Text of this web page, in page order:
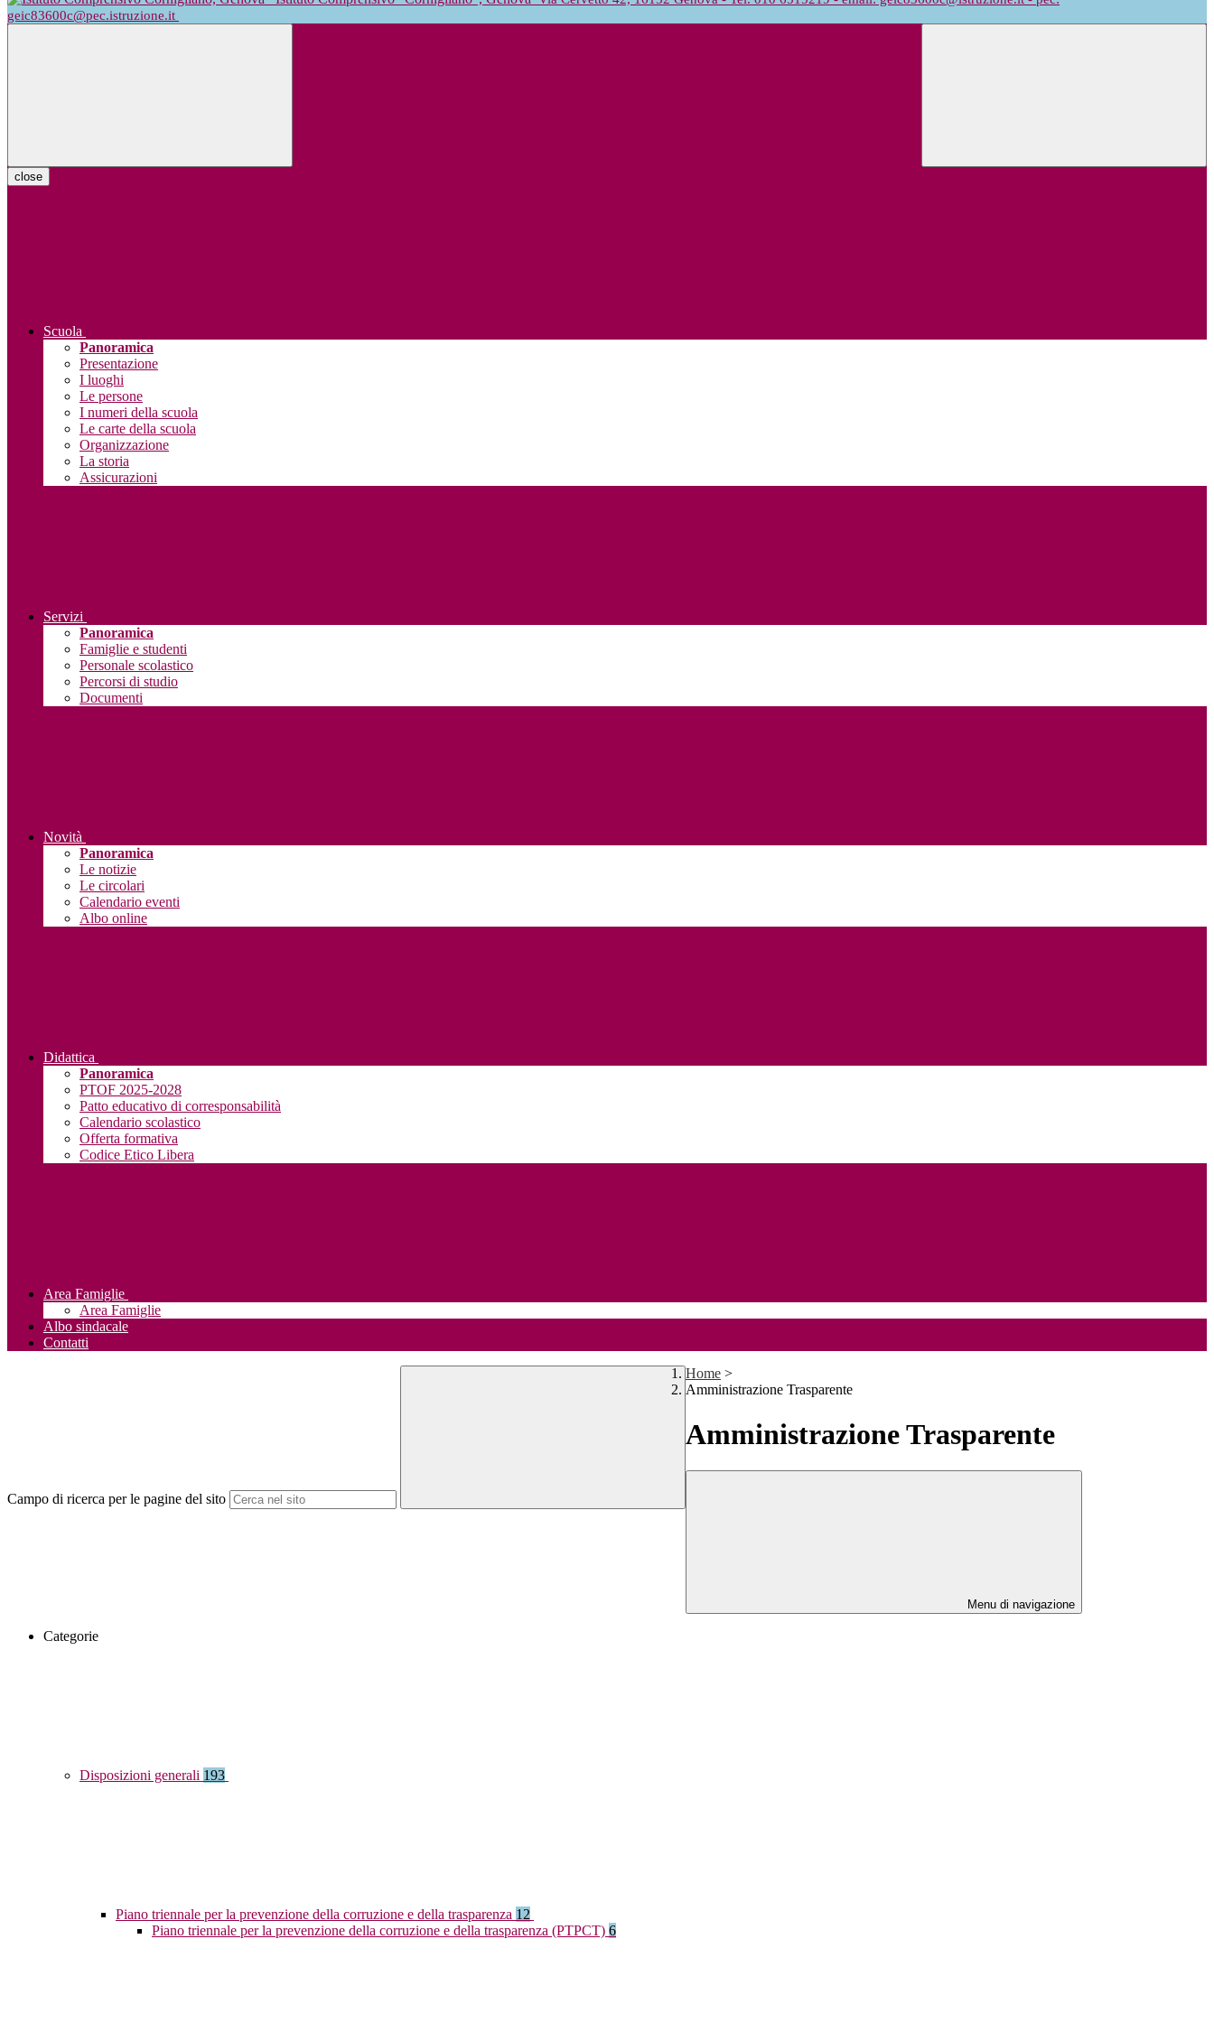
geic83600c@pec.istruzione.it
close
Scuola
Panoramica
Presentazione
I luoghi
Le persone
I numeri della scuola
Le carte della scuola
Organizzazione
La storia
Assicurazioni
Servizi
Panoramica
Famiglie e studenti
Personale scolastico
Percorsi di studio
Documenti
Novità
Panoramica
Le notizie
Le circolari
Calendario eventi
Albo online
Didattica
Panoramica
PTOF 2025-2028
Patto educativo di corresponsabilità
Calendario scolastico
Offerta formativa
Codice Etico Libera
Area Famiglie
Area Famiglie
Albo sindacale
Contatti
Campo di ricerca per le pagine del sito
Home >
Amministrazione Trasparente
Amministrazione Trasparente
Menu di navigazione
Categorie
Disposizioni generali 193
Piano triennale per la prevenzione della corruzione e della trasparenza 12
Piano triennale per la prevenzione della corruzione e della trasparenza (PTPCT) 6